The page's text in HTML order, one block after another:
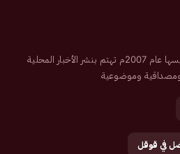
صحيفة إلكترونية سعودية تم تأسيسها عام 2007م تهتم بنشر الأخبار المحلية
ومصداقية وموضوعية
في قوقل